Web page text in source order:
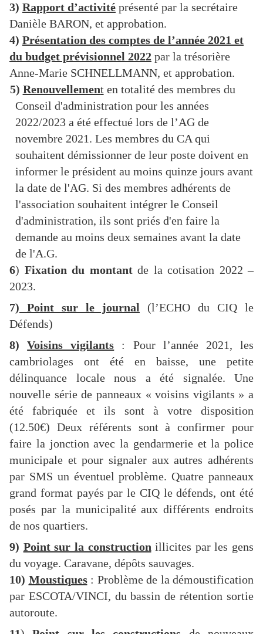
3) Rapport d’activité présenté par la secrétaire
Danièle BARON, et approbation.
4) Présentation des comptes de l’année 2021 et
du budget prévisionnel 2022 par la trésorière
Anne-Marie SCHNELLMANN, et approbation.
5) Renouvellement en totalité des membres du
Conseil d'administration pour les années
2022/2023 a été effectué lors de l’AG de
novembre 2021. Les membres du CA qui
souhaitent démissionner de leur poste doivent en
informer le président au moins quinze jours avant
la date de l'AG. Si des membres adhérents de
l'association souhaitent intégrer le Conseil
d'administration, ils sont priés d'en faire la
demande au moins deux semaines avant la date
de l'A.G.
6) Fixation du montantde la cotisation 2022 –
2023.
7) Point sur le journal (l’ECHO du CIQ le
Défends)
8)
Voisins vigilants : Pour l’année 2021, les
cambriolages ont été en baisse, une petite
délinquance locale nous a été signalée. Une
nouvelle série de panneaux « voisins vigilants » a
été fabriquée et ils sont à votre disposition
(12.50€) Deux référents sont à confirmer pour
faire la jonction avec la gendarmerie et la police
municipale et pour signaler aux autres adhérents
par SMS un éventuel problème. Quatre panneaux
grand format payés par le CIQ le défends, ont été
posés par la municipalité aux différents endroits
de nos quartiers.
9) Point sur la construction illicites par les gens
du voyage. Caravane, dépôts sauvages.
10) Moustiques : Problème de la démoustification
par ESCOTA/VINCI, du bassin de rétention sortie
autoroute.